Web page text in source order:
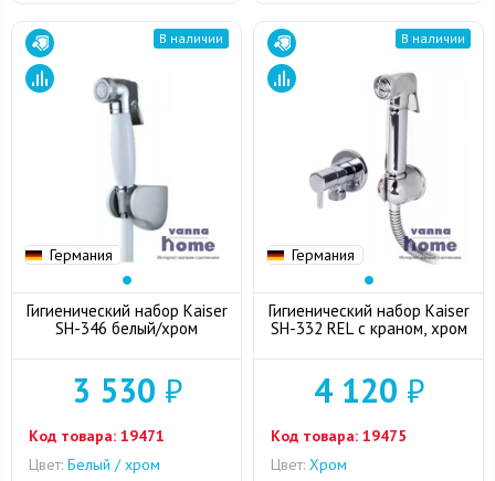
Германия
В наличии
Гигиенический набор Kaiser
SH-346 белый/хром
3 530 ₽
Код товара: 19471
Цвет: Белый / хром
Германия
В наличии
Гигиенический набор Kaiser
SH-332 REL с краном, хром
4 120 ₽
Код товара: 19475
Цвет: Хром